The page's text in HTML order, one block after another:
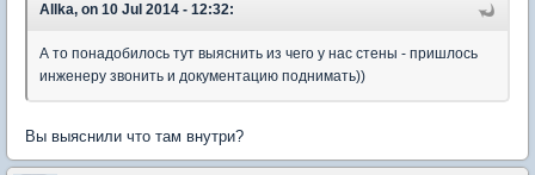
Allka, on 10 Jul 2014 - 12:32:
А то понадобилось тут выяснить из чего у нас стены - пришлось
инженеру звонить и документацию поднимать))
Вы выяснили что там внутри?